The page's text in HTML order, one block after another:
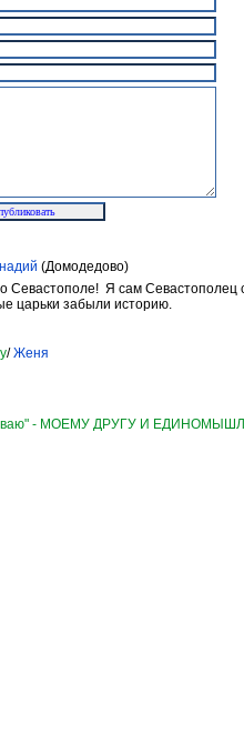
(Домодедово)
Я сам Севастополец
царьки забыли историю.
/Женя
- МОЕМУ ДРУГУ И